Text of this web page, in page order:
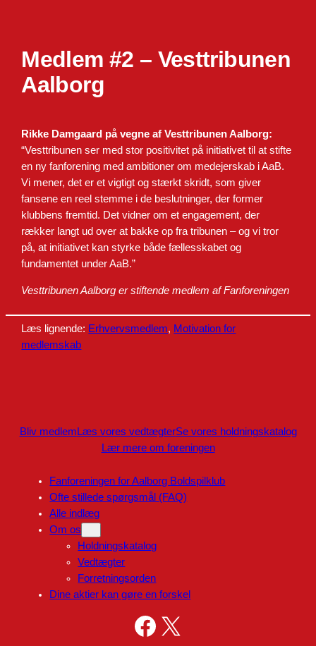
Medlem #2 – Vesttribunen
Aalborg
Rikke Damgaard på vegne af Vesttribunen Aalborg:
“Vesttribunen ser med stor positivitet på initiativet til at stifte
en ny fanforening med ambitioner om medejerskab i AaB.
Vi mener, det er et vigtigt og stærkt skridt, som giver
fansene en reel stemme i de beslutninger, der former
klubbens fremtid. Det vidner om et engagement, der
rækker langt ud over at bakke op fra tribunen – og vi tror
på, at initiativet kan styrke både fællesskabet og
fundamentet under AaB.”
Vesttribunen Aalborg er stiftende medlem af Fanforeningen
Læs lignende: Erhvervsmedlem, Motivation for
medlemskab
Bliv medlem Læs vores vedtægterSe vores holdningskatalog
Lær mere om foreningen
Fanforeningen for Aalborg Boldspilklub
Ofte stillede spørgsmål (FAQ)
Alle indlæg
Om os
Holdningskatalog
Vedtægter
Forretningsorden
Dine aktier kan gøre en forskel
Facebook X